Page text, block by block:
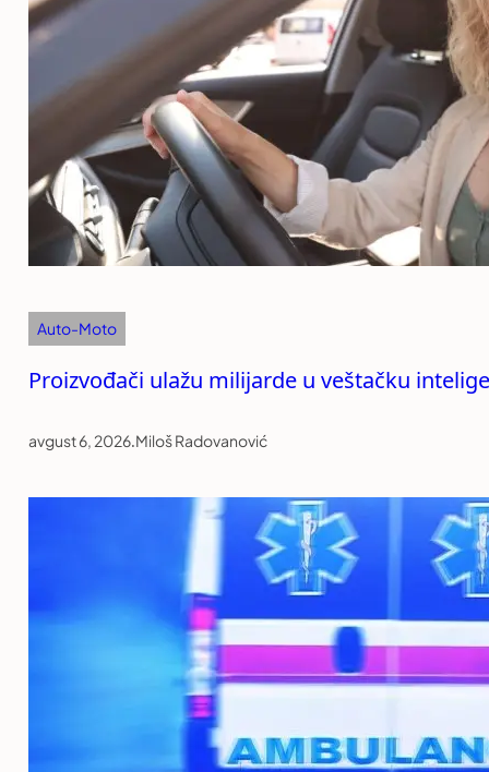
Auto-Moto
Proizvođači ulažu milijarde u veštačku
avgust 6, 2026.Miloš Radovanović